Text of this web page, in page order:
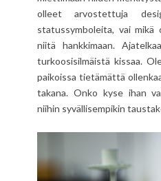
olleet arvostettuja
statussymboleita, vai mikä
niitä hankkimaan.
turkoosisilmäistä kissaa.
paikoissa tietämättä
takana. Onko kyse ihan
niihin syvällisempikin